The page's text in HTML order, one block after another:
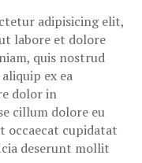
adipisicing elit,
labore et dolore
quis nostrud
ex ea
dolor in
cillum dolore eu
occaecat cupidatat
deserunt mollit